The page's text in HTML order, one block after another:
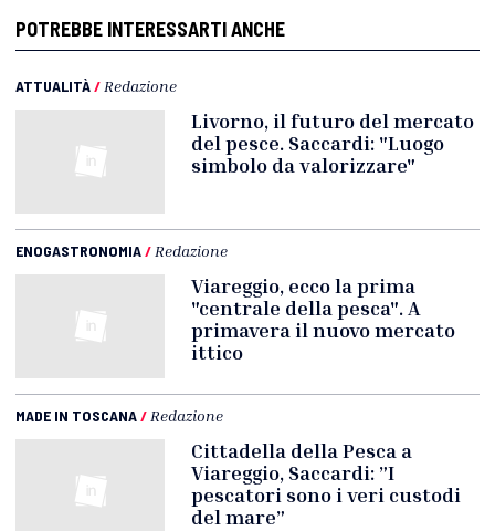
POTREBBE INTERESSARTI ANCHE
ATTUALITÀ/ Redazione
Livorno, il futuro del mercato
del pesce. Saccardi: "Luogo
simbolo da valorizzare"
ENOGASTRONOMIA/ Redazione
Viareggio, ecco la prima
"centrale della pesca". A
primavera il nuovo mercato
ittico
MADE IN TOSCANA/ Redazione
Cittadella della Pesca a
Viareggio, Saccardi: ”I
pescatori sono i veri custodi
del mare”